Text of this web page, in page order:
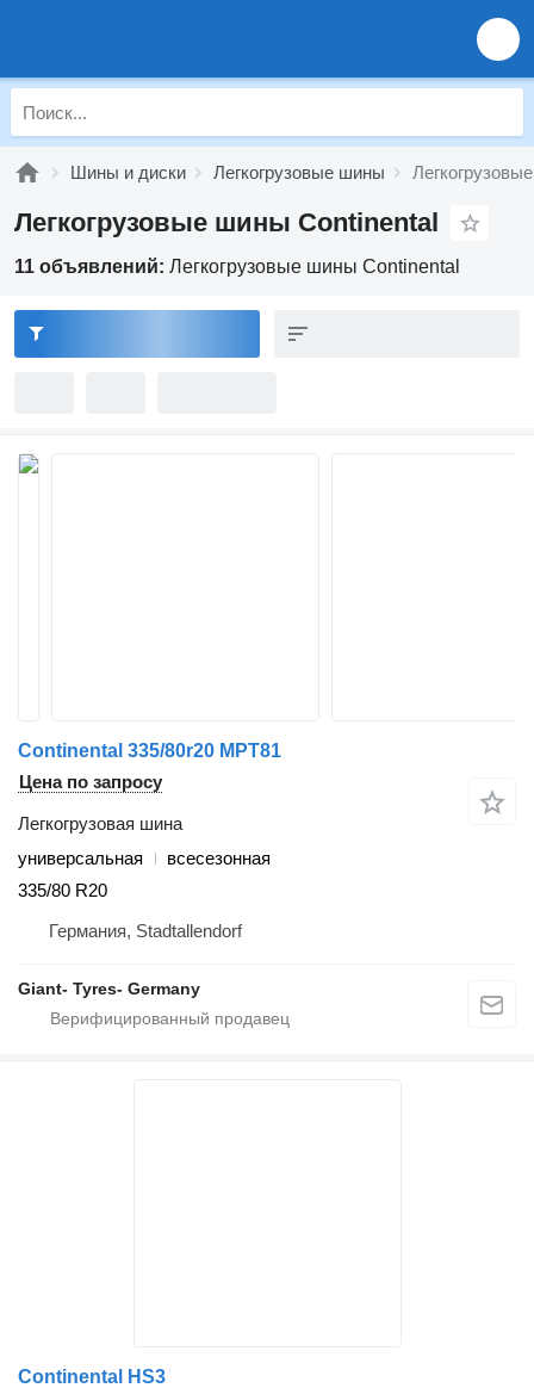
Шины и диски Легкогрузовые шины
Легкогрузовые шины Continental
11 объявлений: Легкогрузовые шины Continental
Continental 335/80r20 MPT81
Цена по запросу
Легкогрузовая шина
универсальная
всесезонная
335/80 R20
Германия, Stadtallendorf
Giant- Tyres- Germany
Continental HS3